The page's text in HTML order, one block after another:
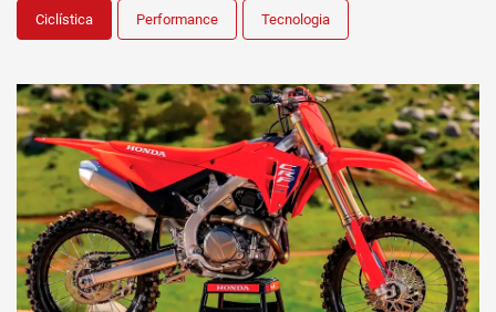
Ciclística Performance Tecnologia